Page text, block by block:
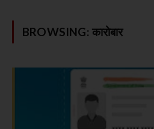
BROWSING: कारोबार